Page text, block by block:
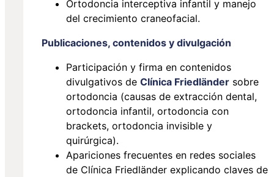
Ortodoncia interceptiva infantil y manejo
del crecimiento craneofacial.
Publicaciones, contenidos y divulgación
Participación y firma en contenidos
divulgativos de Clínica Friedländer sobre
ortodoncia (causas de extracción dental,
ortodoncia infantil, ortodoncia con
brackets, ortodoncia invisible y
quirúrgica).
Apariciones frecuentes en redes sociales
de Clínica Friedländer explicando claves de